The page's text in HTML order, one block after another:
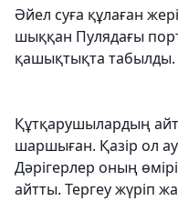
Әйел суға құлаған
шыққан Пулядағы
қашықтықта табылды.
Құтқарушылардың
шаршыған. Қазір ол
Дәрігерлер оның
айтты. Тергеу жүріп